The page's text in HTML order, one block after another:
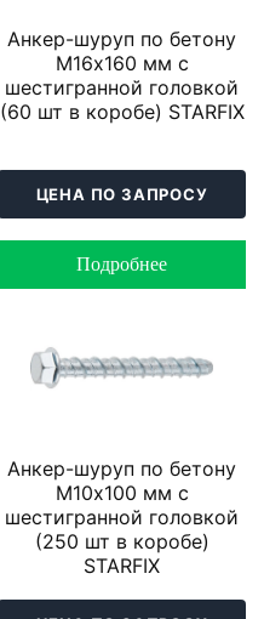
Анкер-шуруп по бетону
М16х160 мм с
шестигранной головкой
(60 шт в коробе) STARFIX
ЦЕНА ПО ЗАПРОСУ
Подробнее
Анкер-шуруп по бетону
М10х100 мм с
шестигранной головкой
(250 шт в коробе)
STARFIX